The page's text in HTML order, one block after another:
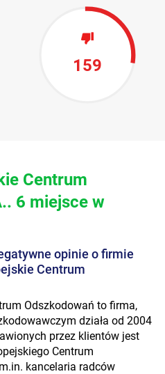
159
Centrum
6 miejsce w
opinie o firmie
Centrum
Odszkodowań to firma,
działa od 2004
przez klientów jest
Centrum
kancelaria radców